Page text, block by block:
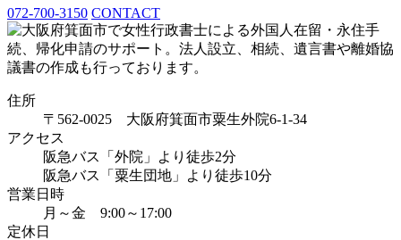
072-700-3150 CONTACT
住所
〒562-0025 大阪府箕面市粟生外院6-1-34
アクセス
阪急バス「外院」より徒歩2分
阪急バス「粟生団地」より徒歩10分
営業日時
月～金 9:00～17:00
定休日